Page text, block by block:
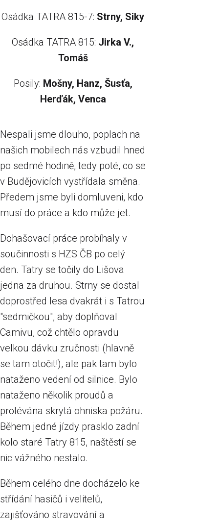
Osádka TATRA 815-7:​ Strny, Siky
Osádka TATRA 815:​ Jirka V.,
Tomáš
Posily:​ Mošny, Hanz, Šusťa,
Herďák, Venca
Nespali jsme dlouho, poplach na
našich mobilech nás vzbudil hned
po sedmé hodině, tedy poté, co se
v Budějovicích vystřídala směna.
Předem jsme byli domluveni, kdo
musí do práce a kdo může jet.
Dohašovací práce probíhaly v
součinnosti s HZS ČB po celý
den. Tatry se točily do Lišova
jedna za druhou. Strny se dostal
doprostřed lesa dvakrát i s Tatrou
"sedmičkou", aby doplňoval
Camivu, což chtělo opravdu
velkou dávku zručnosti (hlavně
se tam otočit!), ale pak tam bylo
nataženo vedení od silnice. Bylo
nataženo několik proudů a
prolévána skrytá ohniska požáru.
Během jedné jízdy prasklo zadní
kolo staré Tatry 815, naštěstí se
nic vážného nestalo.
Během celého dne docházelo ke
střídání hasičů i velitelů,
zajišťováno stravování a